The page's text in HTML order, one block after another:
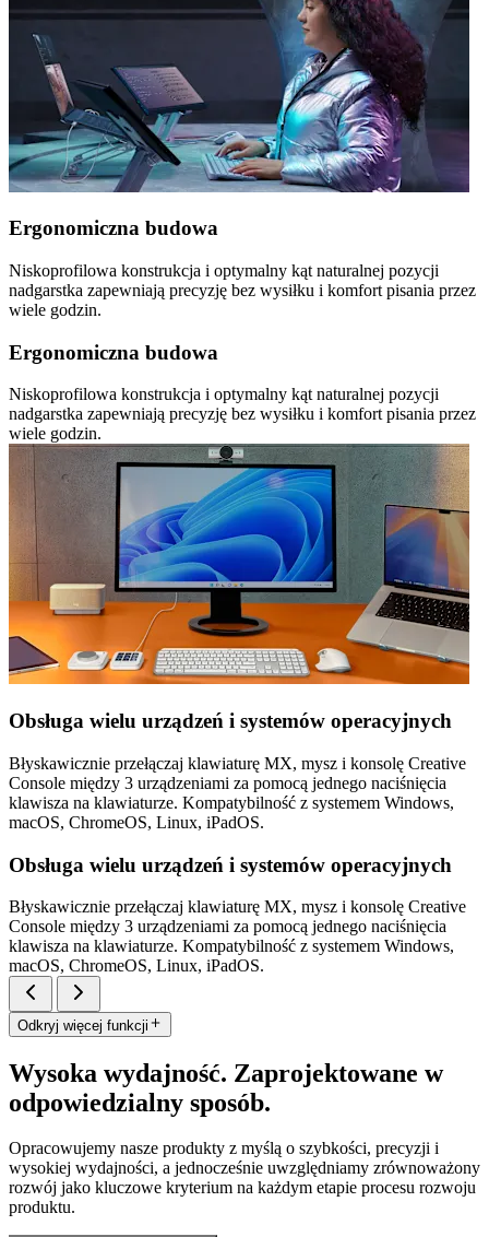
Ergonomiczna budowa
Niskoprofilowa konstrukcja i optymalny kąt naturalnej pozycji
nadgarstka zapewniają precyzję bez wysiłku i komfort pisania przez
wiele godzin.
Ergonomiczna budowa
Niskoprofilowa konstrukcja i optymalny kąt naturalnej pozycji
nadgarstka zapewniają precyzję bez wysiłku i komfort pisania przez
wiele godzin.
Obsługa wielu urządzeń i systemów operacyjnych
Błyskawicznie przełączaj klawiaturę MX, mysz i konsolę Creative
Console między 3 urządzeniami za pomocą jednego naciśnięcia
klawisza na klawiaturze. Kompatybilność z systemem Windows,
macOS, ChromeOS, Linux, iPadOS.
Obsługa wielu urządzeń i systemów operacyjnych
Błyskawicznie przełączaj klawiaturę MX, mysz i konsolę Creative
Console między 3 urządzeniami za pomocą jednego naciśnięcia
klawisza na klawiaturze. Kompatybilność z systemem Windows,
macOS, ChromeOS, Linux, iPadOS.
Odkryj więcej funkcji
Wysoka wydajność. Zaprojektowane w
odpowiedzialny sposób.
Opracowujemy nasze produkty z myślą o szybkości, precyzji i
wysokiej wydajności, a jednocześnie uwzględniamy zrównoważony
rozwój jako kluczowe kryterium na każdym etapie procesu rozwoju
produktu.